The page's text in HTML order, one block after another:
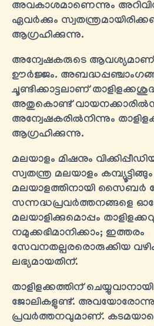
അവകാശമാണെന്നും
ഏവർക്കും
ആഗ്രഹിക്കുന്നു.
അന്വേഷകരുടെ ആവശ്യമാണ്
ഊർജ്ജം.
ചൂണ്ടിക്കാട്ടലാണ്
അതുകൊണ്ട്
അന്വേഷകരിൽനിന്നും
ആഗ്രഹിക്കുന്നു.
മലയാളം മിഷനും
സ്വതന്ത്ര മലയാളം
മലയാളത്തിനായി സൈബർ
സന്നദ്ധപ്രവർത്തനങ്ങളെ
മലയാളിക്കുമൊപ്പം
നമുക്കഭിമാനിക്കാം; ഇത്തരം
സേവനതല്പരരൊരുക്കിയ
ലഭ്യമായതിന്.
താളിളക്കത്തിന് ചെയ്യുവാനായി
ജോലികളുണ്ട്.
പ്രവർത്തനവുമാണ്.